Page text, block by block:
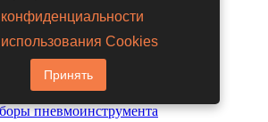
пневматические
пневматические
пневмоинструменты
пневматические
пневмоинструмента
Cookies
Принять